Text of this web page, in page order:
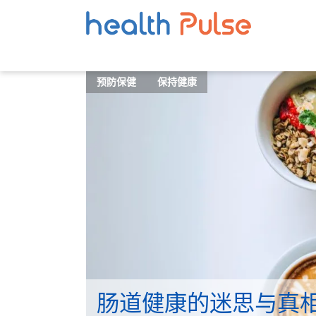
预防保健 保持健康
肠道健康的迷思与真